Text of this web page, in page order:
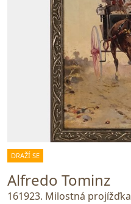
DRAŽÍ SE
Alfredo Tominz
161923. Milostná projížďka